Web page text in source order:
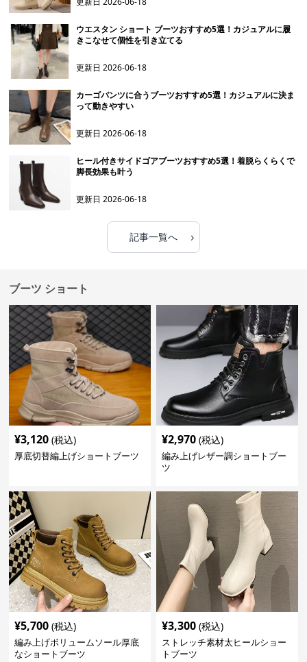
ウエスタン ショート ブーツおすすめ5選！カジュアルに履
きこなせて個性を引き立てる
更新日2026-06-18
カーゴパンツに合うブーツおすすめ5選！カジュアルに決ま
って動きやすい
更新日2026-06-18
ヒール付きサイドゴアブーツおすすめ5選！着脱らくらくで
脚長効果も叶う
更新日2026-06-18
記事一覧へ ›
ブーツ ショート
¥3,120 (税込)
厚底切替編上げショートブーツ
¥2,970 (税込)
編み上げレザー調ショートブー
ツ
¥5,700 (税込)
編み上げボリュームソール厚底
なショートブーツ
¥3,300 (税込)
ストレッチ素材太ヒールショー
トブーツ